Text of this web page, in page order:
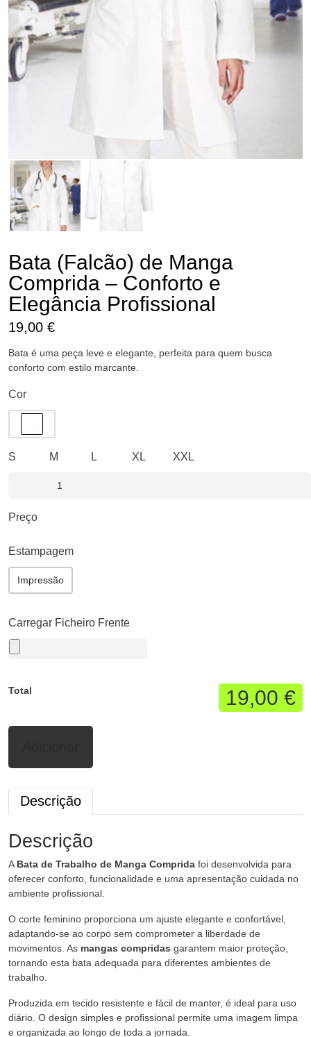
Bata (Falcão) de Manga
Comprida – Conforto e
Elegância Profissional
19,00 €
Bata é uma peça leve e elegante, perfeita para quem busca
conforto com estilo marcante.
Cor
S M L XL XXL
Preço
Estampagem
Impressão
Carregar Ficheiro Frente
Total 19,00 €
Descrição
Descrição
A Bata de Trabalho de Manga Comprida foi desenvolvida para
oferecer conforto, funcionalidade e uma apresentação cuidada no
ambiente profissional.
O corte feminino proporciona um ajuste elegante e confortável,
adaptando-se ao corpo sem comprometer a liberdade de
movimentos. As mangas compridas garantem maior proteção,
tornando esta bata adequada para diferentes ambientes de
trabalho.
Produzida em tecido resistente e fácil de manter, é ideal para uso
diário. O design simples e profissional permite uma imagem limpa
e organizada ao longo de toda a jornada.